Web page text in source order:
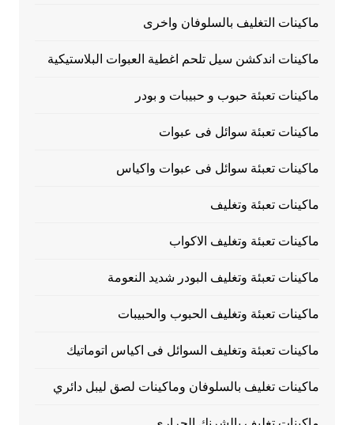
ماكينات التغليف بالسلوفان واخرى
ماكينات اندكشن سيل تلحم اغطية العبوات البلاستيكية
ماكينات تعبئة حبوب و حبيبات و بودر
ماكينات تعبئة سوائل فى عبوات
ماكينات تعبئة سوائل فى عبوات واكياس
ماكينات تعبئة وتغليف
ماكينات تعبئة وتغليف الاكواب
ماكينات تعبئة وتغليف البودر شديد النعومة
ماكينات تعبئة وتغليف الحبوب والحبيبات
ماكينات تعبئة وتغليف السوائل فى اكياس اتوماتيك
ماكينات تغليف بالسلوفان وماكينات لصق ليبل دائري